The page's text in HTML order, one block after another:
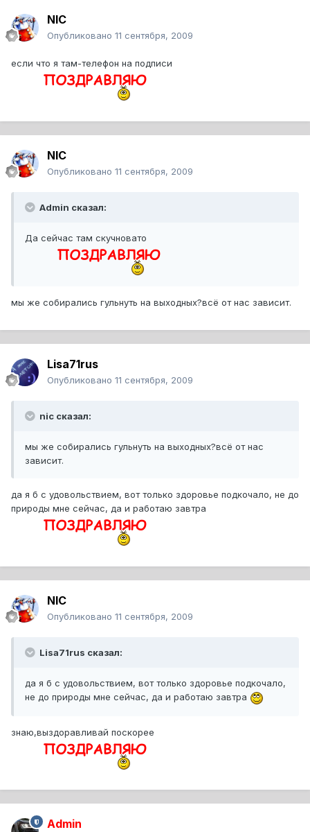
NIC
Опубликовано 11 сентября, 2009
если что я там-телефон на подписи
NIC
Опубликовано 11 сентября, 2009
Admin сказал:
Да сейчас там скучновато
мы же собирались гульнуть на выходных?всё от нас зависит.
Lisa71rus
Опубликовано 11 сентября, 2009
nic сказал:
мы же собирались гульнуть на выходных?всё от нас
зависит.
да я б с удовольствием, вот только здоровье подкочало, не до
природы мне сейчас, да и работаю завтра
NIC
Опубликовано 11 сентября, 2009
Lisa71rus сказал:
да я б с удовольствием, вот только здоровье подкочало,
не до природы мне сейчас, да и работаю завтра
знаю,выздоравливай поскорее
Admin